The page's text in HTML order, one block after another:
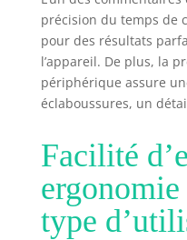
précision du temps de
pour des résultats
l’appareil. De plus, la
périphérique assure
éclaboussures, un
Facilité
type